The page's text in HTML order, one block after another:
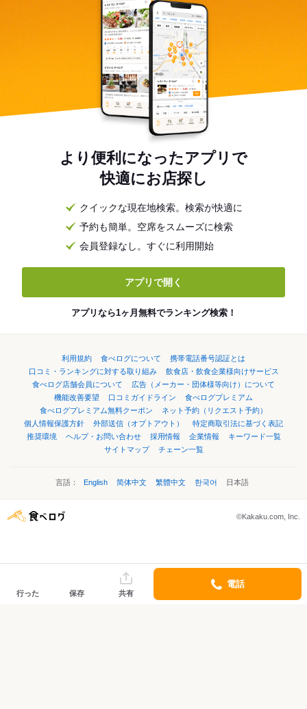
より便利になったアプリで
快適にお店探し
クイックな現在地検索。検索が快適に
予約も簡単。空席をスムーズに検索
会員登録なし。すぐに利用開始
アプリで開く
アプリなら1ヶ月無料でランキング検索！
利用規約 食べログについて
携帯電話番号認証とは
口コミ・ランキングに対する取り組み
飲食店・飲食企業様向けサービス
食べログ店舗会員について
広告（メーカー・団体様等向け）について
機能改善要望
口コミガイドライン
食べログプレミアム
食べログプレミアム無料クーポン
ネット予約（リクエスト予約）
個人情報保護方針
外部送信（オプトアウト）
特定商取引法に基づく表記
推奨環境
ヘルプ・お問い合わせ 採用情報 企業情報
キーワード一覧
サイトマップ
チェーン一覧
言語： English 简体中文 繁體中文 한국어 日本語
©Kakaku.com, Inc.
行った 保存 共有
電話